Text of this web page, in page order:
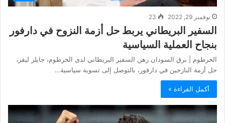
نوفمبر 29, 2022 23
السفير البريطاني يربط حل أزمة النزوح في دارفور
بنجاح العملية السياسية
الخرطوم | برق السودان رهن السفير البريطاني لدى الخرطوم، جايلز ليفر،
حل أزمة النازحين في دارفور، بالتوصل إلى تسوية سياسية…
أكمل القراءة »